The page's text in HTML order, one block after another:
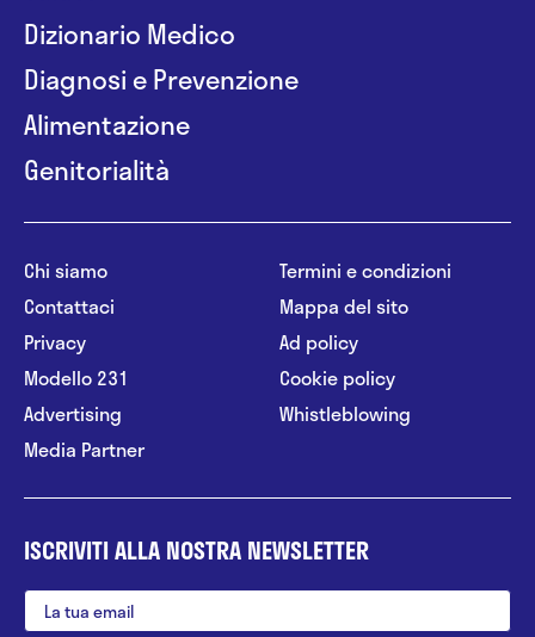
Dizionario Medico
Diagnosi e Prevenzione
Alimentazione
Genitorialità
Chi siamo
Contattaci
Privacy
Modello 231
Advertising
Media Partner
Termini e condizioni
Mappa del sito
Ad policy
Cookie policy
Whistleblowing
ISCRIVITI ALLA NOSTRA NEWSLETTER